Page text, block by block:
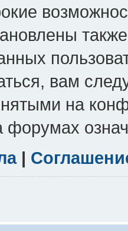
вам
на
форумах
|